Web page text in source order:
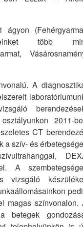
ágyon
több
A
2011-
CT
a szív- és
A
vizsgáló
magas színvonalon.
betegek